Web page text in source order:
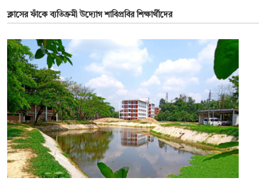
ক্লাসের ফাঁকে ব্যতিক্রমী উদ্যোগ শাবিপ্রবির শিক্ষার্থীদের